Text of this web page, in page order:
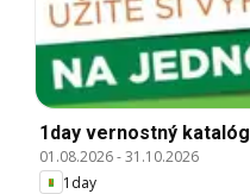
1day vernostný katalóg
01.08.2026-31.10.2026
1day